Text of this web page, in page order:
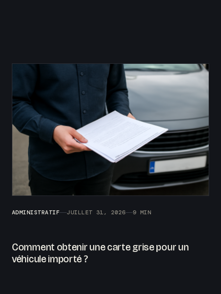
ADMINISTRATIF JUILLET 31, 2026 9 MIN
Comment obtenir une carte grise pour un
véhicule importé ?